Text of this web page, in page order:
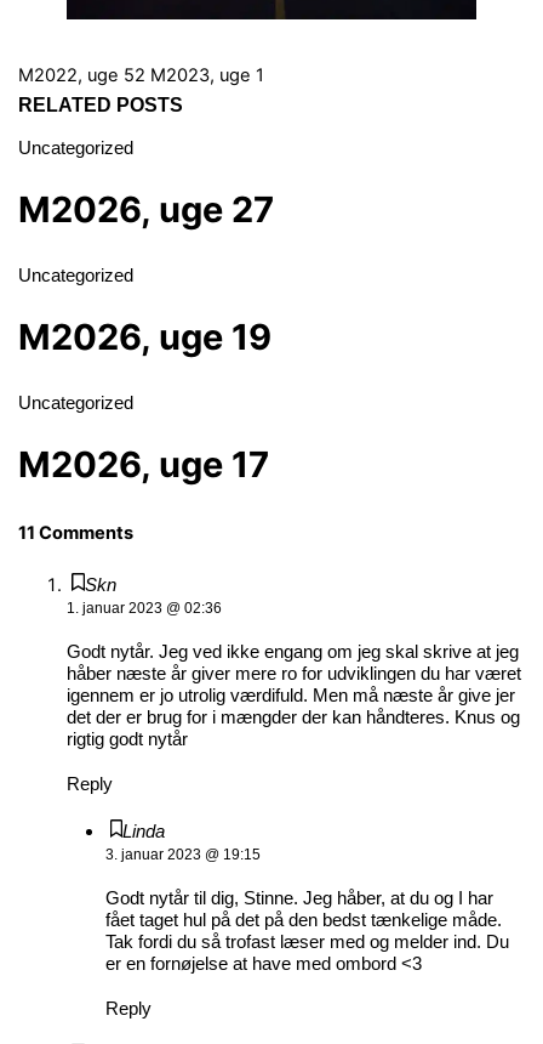
M2022, uge 52 M2023, uge 1
RELATED POSTS
Uncategorized
M2026, uge 27
Uncategorized
M2026, uge 19
Uncategorized
M2026, uge 17
11 Comments
Skn
1. januar 2023 @ 02:36
Godt nytår. Jeg ved ikke engang om jeg skal skrive at jeg
håber næste år giver mere ro for udviklingen du har været
igennem er jo utrolig værdifuld. Men må næste år give jer
det der er brug for i mængder der kan håndteres. Knus og
rigtig godt nytår
Reply
Linda
3. januar 2023 @ 19:15
Godt nytår til dig, Stinne. Jeg håber, at du og I har
fået taget hul på det på den bedst tænkelige måde.
Tak fordi du så trofast læser med og melder ind. Du
er en fornøjelse at have med ombord <3
Reply